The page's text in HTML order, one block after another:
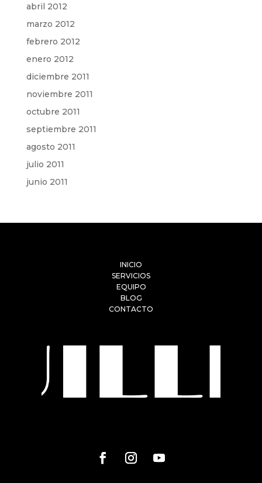
abril 2012
marzo 2012
febrero 2012
enero 2012
diciembre 2011
noviembre 2011
octubre 2011
septiembre 2011
agosto 2011
julio 2011
junio 2011
INICIO
SERVICIOS
EQUIPO
BLOG
CONTACTO